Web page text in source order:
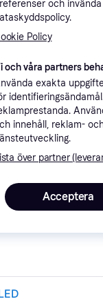
och
Policy
och våra partners
exakta
innehåll, reklam-
över partner
Acceptera